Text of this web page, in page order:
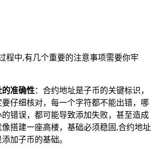
程中,有几个重要的注意事项需要你牢
的准确性：合约地址是子币的关键标识，
仔细核对，每一个字符都不能出错，哪
错误，都可能导致添加失败，甚至造成
搭建一座高楼，基础必须稳固,合约地址
加子币的基础。